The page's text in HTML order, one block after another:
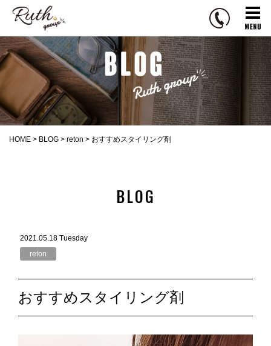
t
h
g
r
o
u
HOME > BLOG > reton > おすすめスタイリング剤
BLOG
2021.05.18 Tuesday
reton
おすすめスタイリング剤